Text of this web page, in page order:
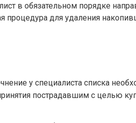
в обязательном порядке
для удаления
у специалиста списка
пострадавшим с целью